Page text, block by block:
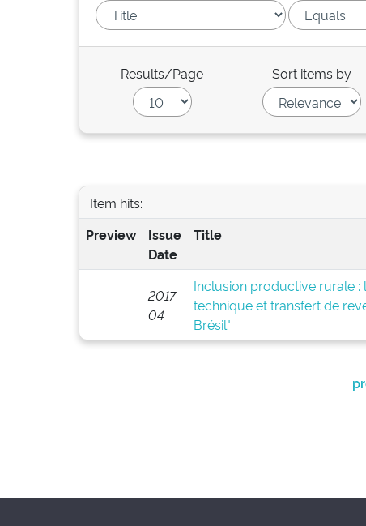
Results/Page Sort items by
Item hits:
Preview
Issue
Date
Title
2017-
04
Inclusion productive rurale :
technique et transfert de
Brésil"